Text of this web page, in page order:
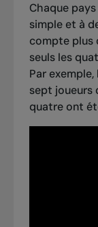
Chaque
simple et à
compte plus
seuls les
Par
sept joueurs
quatre ont